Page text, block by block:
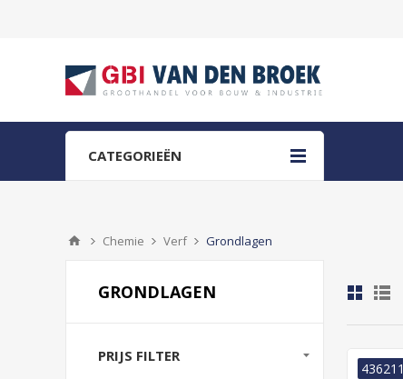
CATEGORIEËN
Chemie Verf Grondlagen
436211
GRONDLAGEN
PRIJS FILTER